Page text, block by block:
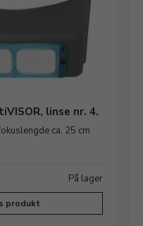
linse nr. 4.
ca. 25 cm
På lager
produkt